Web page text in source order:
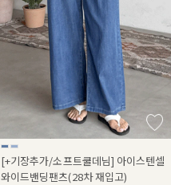
[+기장추가/소프트쿨데님] 아이스텐셀
와이드밴딩팬츠(28차 재입고)